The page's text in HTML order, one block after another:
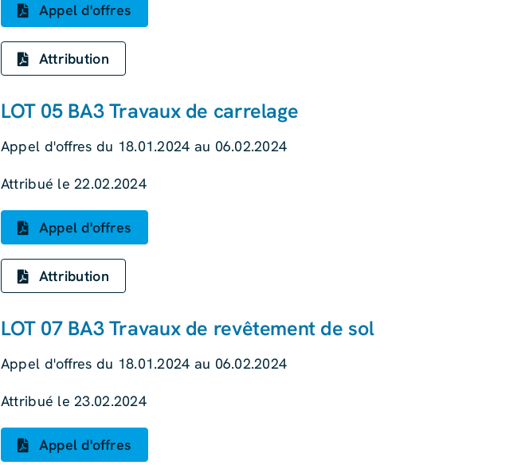
Appel d'offres
Attribution
LOT 05 BA3 Travaux de carrelage
Appel d'offres du 18.01.2024 au 06.02.2024
Attribué le 22.02.2024
Appel d'offres
Attribution
LOT 07 BA3 Travaux de revêtement de sol
Appel d'offres du 18.01.2024 au 06.02.2024
Attribué le 23.02.2024
Appel d'offres